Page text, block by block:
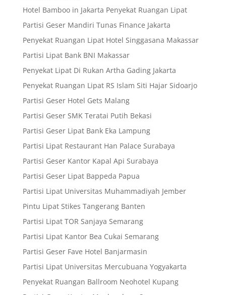
Hotel Bamboo in Jakarta Penyekat Ruangan Lipat
Partisi Geser Mandiri Tunas Finance Jakarta
Penyekat Ruangan Lipat Hotel Singgasana Makassar
Partisi Lipat Bank BNI Makassar
Penyekat Lipat Di Rukan Artha Gading Jakarta
Penyekat Ruangan Lipat RS Islam Siti Hajar Sidoarjo
Partisi Geser Hotel Gets Malang
Partisi Geser SMK Teratai Putih Bekasi
Partisi Geser Lipat Bank Eka Lampung
Partisi Lipat Restaurant Han Palace Surabaya
Partisi Geser Kantor Kapal Api Surabaya
Partisi Geser Lipat Bappeda Papua
Partisi Lipat Universitas Muhammadiyah Jember
Pintu Lipat Stikes Tangerang Banten
Partisi Lipat TOR Sanjaya Semarang
Partisi Lipat Kantor Bea Cukai Semarang
Partisi Geser Fave Hotel Banjarmasin
Partisi Lipat Universitas Mercubuana Yogyakarta
Penyekat Ruangan Ballroom Neohotel Kupang